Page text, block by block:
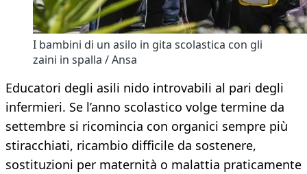
I bambini di un asilo in gita scolastica con gli
zaini in spalla / Ansa
Educatori degli asili nido introvabili al pari degli
infermieri. Se l’anno scolastico volge termine da
settembre si ricomincia con organici sempre più
stiracchiati, ricambio difficile da sostenere,
sostituzioni per maternità o malattia praticamente